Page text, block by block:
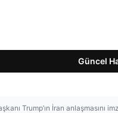
Güncel
Trump’ın İran anlaşmasını